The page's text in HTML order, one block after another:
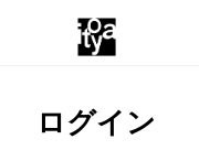
ログイン